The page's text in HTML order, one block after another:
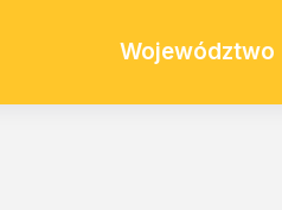
Województwo